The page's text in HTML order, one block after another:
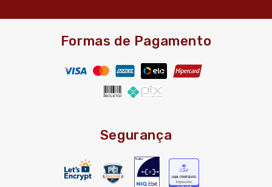
Formas de Pagamento
Segurança